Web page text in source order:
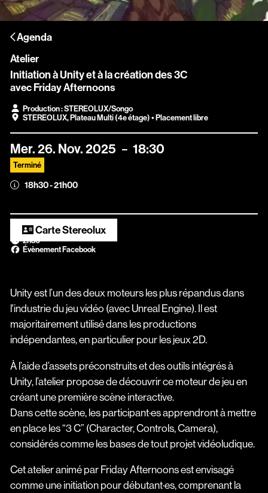
Agenda
Atelier
Initiation à Unity et à la création des 3C
avec Friday Afternoons
Production : STEREOLUX/Songo
STEREOLUX,Plateau Multi (4e étage)• Placement libre
Mer.26. Nov.2025 18:30
Terminé
18h30 - 21h00
Carte Stereolux
2h30
Évènement Facebook
Unity est l’un des deux moteurs les plus répandus dans
l'industrie du jeu vidéo (avec Unreal Engine). Il est
majoritairement utilisé dans les productions
indépendantes, en particulier pour les jeux 2D.
À l’aide d’assets préconstruits et des outils intégrés à
Unity, l’atelier propose de découvrir ce moteur de jeu en
créant une première scène interactive.
Dans cette scène, les participant·es apprendront à mettre
en place les “3 C” (Character, Controls, Camera),
considérés comme les bases de tout projet vidéoludique.
Cet atelier animé par Friday Afternoons est envisagé
comme une initiation pour débutant·es, comprenant la
Accessibilité
Prévention des violences et signalement
Association Songo
Résidences
Espace pro
Partenaires
Location / Privatisation